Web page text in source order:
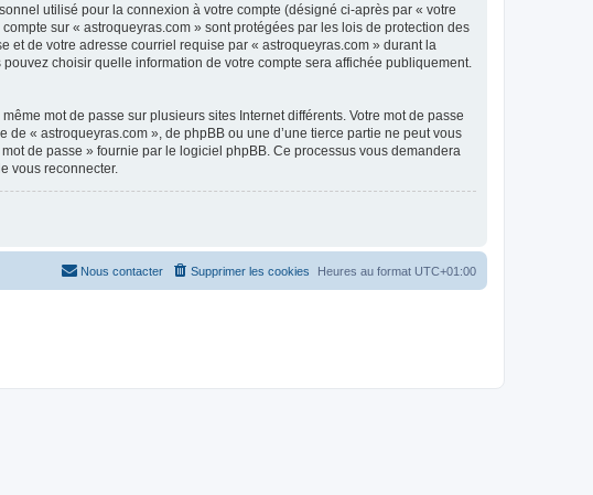
utilisé pour la connexion à votre compte (désigné ci-après par « votre
sur « astroqueyras.com » sont protégées par les lois de protection des
et de votre adresse courriel requise par « astroqueyras.com » durant la
choisir quelle information de votre compte sera affichée publiquement.
mot de passe sur plusieurs sites Internet différents. Votre mot de passe
« astroqueyras.com », de phpBB ou une d’une tierce partie ne peut vous
de passe » fournie par le logiciel phpBB. Ce processus vous demandera
vous reconnecter.
Heures au format UTC+01:00
Supprimer les cookies
Nous contacter